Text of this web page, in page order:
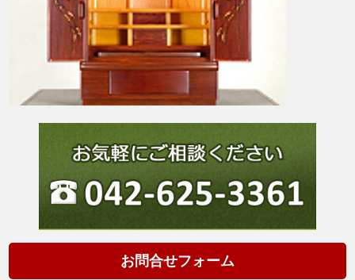
お問合せフォーム